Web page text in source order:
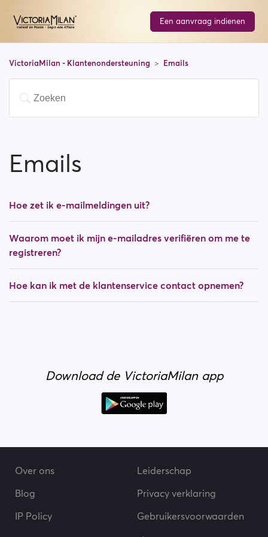
Een aanvraag indienen
VictoriaMilan - Klantenondersteuning Emails
Emails
Hoe zet ik e-mailmeldingen uit?
Waarom moet ik mijn e-mailadres verifiëren om me te
registreren?
Hoe kan ik met de klantenservice contact opnemen?
Download de VictoriaMilan app
Over ons
Leiderschap
Blog
Privacy verklaring
IP Policy
Gebruikersvoorwaarden